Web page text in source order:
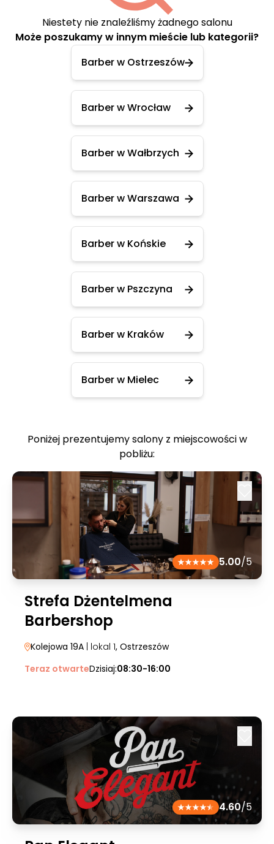
Niestety nie znaleźliśmy żadnego salonu
Może poszukamy w innym mieście lub kategorii?
Barber w Ostrzeszów
Barber w Wrocław
Barber w Wałbrzych
Barber w Warszawa
Barber w Końskie
Barber w Pszczyna
Barber w Kraków
Barber w Mielec
Poniżej prezentujemy salony z miejscowości w
pobliżu:
5.00/5
Strefa Dżentelmena
Barbershop
Kolejowa 19A | lokal 1, Ostrzeszów
Teraz otwarteDzisiaj:08:30-16:00
4.60/5